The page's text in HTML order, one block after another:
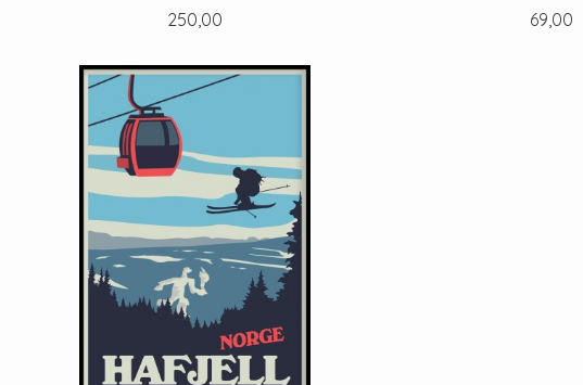
Pris
250,00
LES MER
Pris
69,00